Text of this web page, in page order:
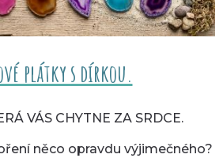
plátky s dírkou.
VÁS CHYTNE ZA SRDCE.
něco opravdu výjimečného?